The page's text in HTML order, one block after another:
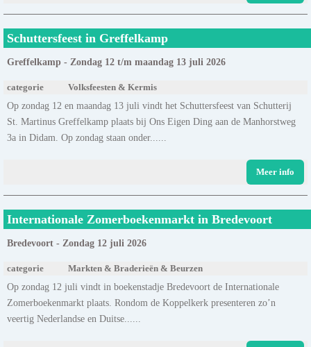
Schuttersfeest in Greffelkamp
Greffelkamp - Zondag 12 t/m maandag 13 juli 2026
categorie Volksfeesten & Kermis
Op zondag 12 en maandag 13 juli vindt het Schuttersfeest van Schutterij
St. Martinus Greffelkamp plaats bij Ons Eigen Ding aan de Manhorstweg
3a in Didam. Op zondag staan onder......
Meer info
Internationale Zomerboekenmarkt in Bredevoort
Bredevoort - Zondag 12 juli 2026
categorie Markten & Braderieën & Beurzen
Op zondag 12 juli vindt in boekenstadje Bredevoort de Internationale
Zomerboekenmarkt plaats. Rondom de Koppelkerk presenteren zo’n
veertig Nederlandse en Duitse......